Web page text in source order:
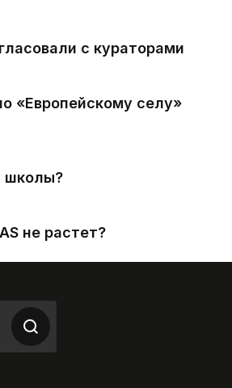
с кураторами
«Европейскому селу»
школы?
не растет?